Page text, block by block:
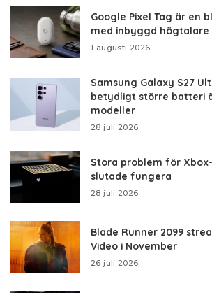
Google Pixel Tag är en
med inbyggd högtalare
1 augusti 2026
Samsung Galaxy S27
betydligt större batteri
modeller
28 juli 2026
Stora problem för
slutade fungera
28 juli 2026
Blade Runner 2099
Video i November
26 juli 2026